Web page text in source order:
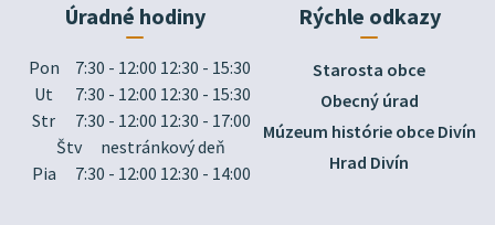
Úradné hodiny
Pon
7:30 - 12:00 12:30 - 15:30
Ut
7:30 - 12:00 12:30 - 15:30
Str
7:30 - 12:00 12:30 - 17:00
Štv
nestránkový deň
Pia
7:30 - 12:00 12:30 - 14:00
Rýchle odkazy
Starosta obce
Obecný úrad
Múzeum histórie obce Divín
Hrad Divín